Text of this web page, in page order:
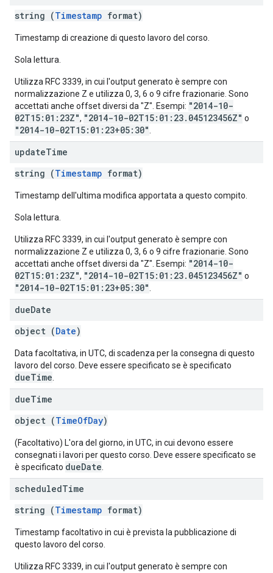
string (Timestamp format)
Timestamp di creazione di questo lavoro del corso.
Sola lettura.
Utilizza RFC 3339, in cui l'output generato è sempre con
normalizzazione Z e utilizza 0, 3, 6 o 9 cifre frazionarie. Sono
accettati anche offset diversi da "Z". Esempi: "2014-10-
02T15:01:23Z", "2014-10-02T15:01:23.045123456Z" o
"2014-10-02T15:01:23+05:30"
updateTime
string (Timestamp format)
Timestamp dell'ultima modifica apportata a questo compito.
Sola lettura.
Utilizza RFC 3339, in cui l'output generato è sempre con
normalizzazione Z e utilizza 0, 3, 6 o 9 cifre frazionarie. Sono
accettati anche offset diversi da "Z". Esempi: "2014-10-
02T15:01:23Z", "2014-10-02T15:01:23.045123456Z" o
"2014-10-02T15:01:23+05:30"
dueDate
object (Date)
Data facoltativa, in UTC, di scadenza per la consegna di questo
lavoro del corso. Deve essere specificato se è specificato
dueTime
dueTime
object (TimeOfDay)
(Facoltativo) L'ora del giorno, in UTC, in cui devono essere
consegnati i lavori per questo corso. Deve essere specificato se
è specificato dueDate
scheduledTime
string (Timestamp format)
Timestamp facoltativo in cui è prevista la pubblicazione di
questo lavoro del corso.
Utilizza RFC 3339, in cui l'output generato è sempre con